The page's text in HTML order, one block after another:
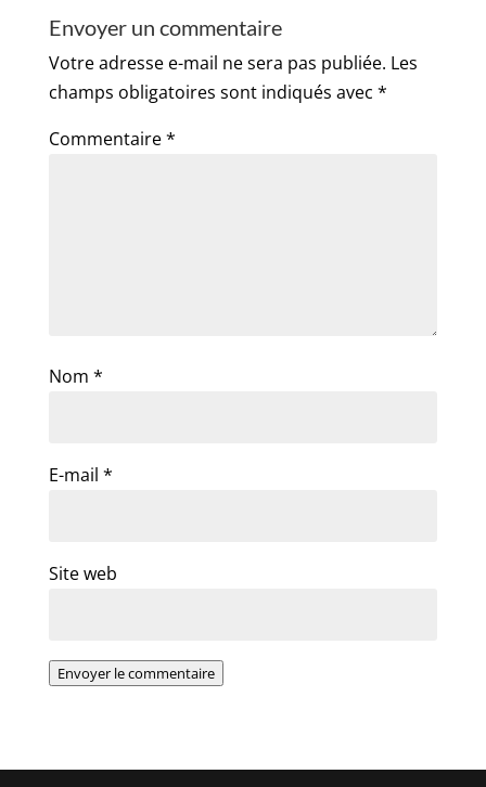
Envoyer un commentaire
Votre adresse e-mail ne sera pas publiée. Les
champs obligatoires sont indiqués avec *
Commentaire*
Nom *
E-mail *
Site web
Envoyer le commentaire